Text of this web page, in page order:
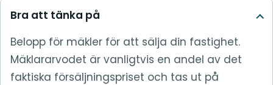
Bra att tänka på
Belopp för mäkler för att sälja din fastighet.
Mäklararvodet är vanligtvis en andel av det
faktiska försäljningspriset och tas ut på